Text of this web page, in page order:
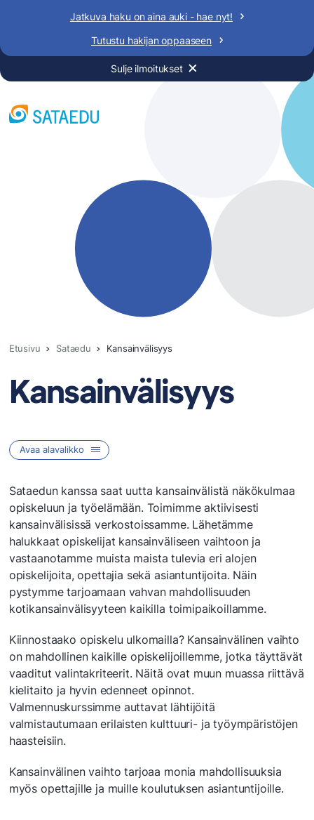
Jatkuva haku on aina auki - hae nyt!
Tutustu hakijan oppaaseen
Sulje ilmoitukset
Etusivu Sataedu Kansainvälisyys
Kansainvälisyys
Avaa alavalikko
Sataedu
Ajankohtaista
Anonyymi ilmoituskanava whistleblower
Arvot ja strategia
Hankkeet
Henkilökunnan yhteystiedot
Kansainvälisyys
Laskutusohjeet
Opinto- ja uraohjaus
Organisaatio
Päätöksenteko
Saavutettavuus
Sataedu työnantajana
SataeduPRO
Toimipaikat
Vastuullisuus
Sataedun kanssa saat uutta kansainvälistä näkökulmaa
opiskeluun ja työelämään. Toimimme aktiivisesti
kansainvälisissä verkostoissamme. Lähetämme
halukkaat opiskelijat kansainväliseen vaihtoon ja
vastaanotamme muista maista tulevia eri alojen
opiskelijoita, opettajia sekä asiantuntijoita. Näin
pystymme tarjoamaan vahvan mahdollisuuden
kotikansainvälisyyteen kaikilla toimipaikoillamme.
Kiinnostaako opiskelu ulkomailla? Kansainvälinen vaihto
on mahdollinen kaikille opiskelijoillemme, jotka täyttävät
vaaditut valintakriteerit. Näitä ovat muun muassa riittävä
kielitaito ja hyvin edenneet opinnot.
Valmennuskurssimme auttavat lähtijöitä
valmistautumaan erilaisten kulttuuri- ja työympäristöjen
haasteisiin.
Kansainvälinen vaihto tarjoaa monia mahdollisuuksia
myös opettajille ja muille koulutuksen asiantuntijoille.